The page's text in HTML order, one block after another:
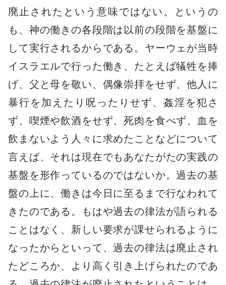
廃止されたという意味ではない。というの
も、神の働きの各段階は以前の段階を基盤に
して実行されるからである。ヤーウェが当時
イスラエルで行った働き、たとえば犠牲を捧
げ、父と母を敬い、偶像崇拝をせず、他人に
暴行を加えたり呪ったりせず、姦淫を犯さ
ず、喫煙や飲酒をせず、死肉を食べず、血を
飲まないよう人々に求めたことなどについて
言えば、それは現在でもあなたがたの実践の
基盤を形作っているのではないか。過去の基
盤の上に、働きは今日に至るまで行なわれて
きたのである。もはや過去の律法が語られる
ことはなく、新しい要求が課せられるように
なったからといって、過去の律法は廃止され
たどころか、より高く引き上げられたのであ